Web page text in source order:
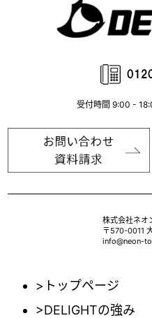
受付時間 9:00 -
株式会社ネオ
〒570-0011
info@neon-
>トップページ
>DELIGHTの強み